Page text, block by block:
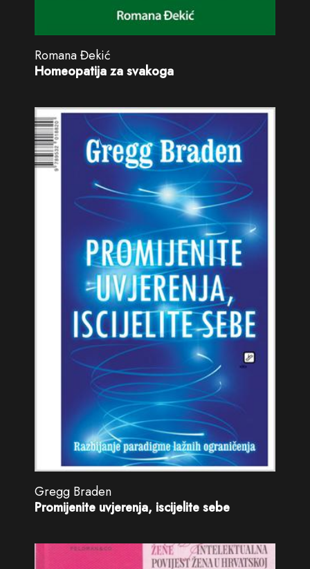
Romana Đekić
Homeopatija za svakoga
Gregg Braden
Promijenite uvjerenja, iscijelite sebe